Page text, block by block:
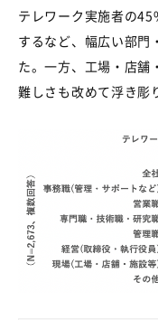
テレワーク実施者の
するなど、幅広い部門
た。一方、工場・店舗
難しさも改めて浮き彫